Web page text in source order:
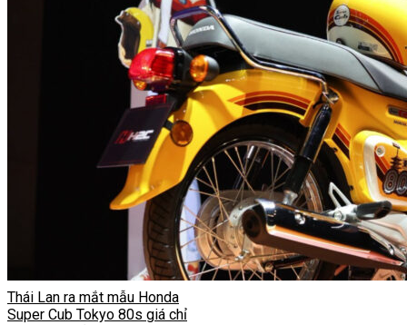
Thái Lan ra mắt mẫu Honda
Super Cub Tokyo 80s giá chỉ